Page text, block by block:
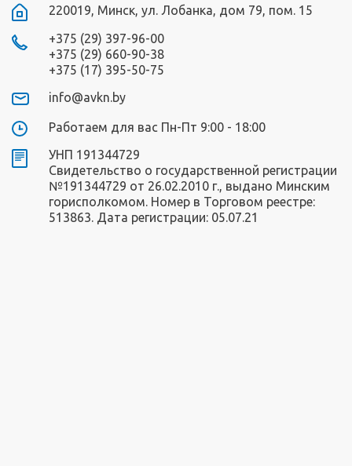
220019, Минск, ул. Лобанка, дом 79, пом. 15
+375 (29) 397-96-00
+375 (29) 660-90-38
+375 (17) 395-50-75
info@avkn.by
Работаем для вас Пн-Пт 9:00 - 18:00
УНП 191344729
Свидетельство о государственной регистрации
№191344729 от 26.02.2010 г., выдано Минским
горисполкомом. Номер в Торговом реестре:
513863. Дата регистрации: 05.07.21